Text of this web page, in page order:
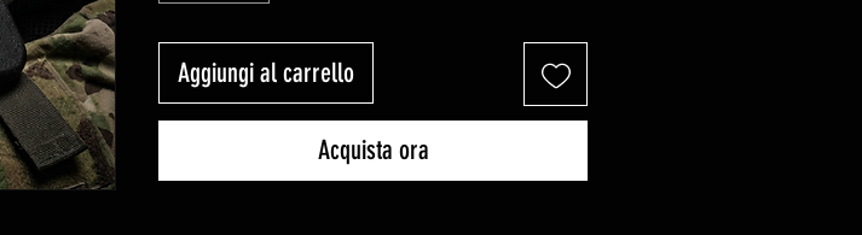
Aggiungi al carrello
Acquista ora